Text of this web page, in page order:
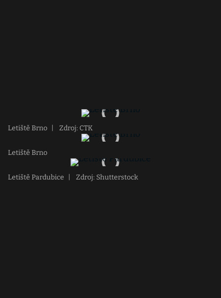
Letiště Brno Zdroj: CTK
Letiště Brno
Letiště Pardubice Zdroj: Shutterstock